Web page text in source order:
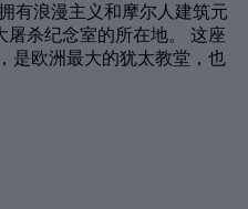
有浪漫主义和摩尔人建筑元
杀纪念室的所在地。 这座
是欧洲最大的犹太教堂，也